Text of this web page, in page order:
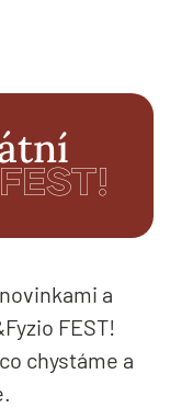
a
FEST!
chystáme a